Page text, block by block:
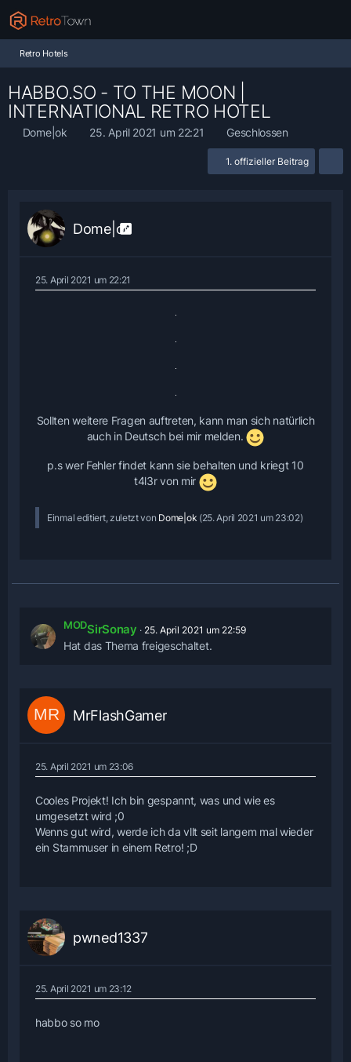
Retro Hotels
HABBO.SO - TO THE MOON |
INTERNATIONAL RETRO HOTEL
Dome|ok 25. April 2021 um 22:21 Geschlossen
1. offizieller Beitrag
Dome|ok
25. April 2021 um 22:21
Sollten weitere Fragen auftreten, kann man sich natürlich
auch in Deutsch bei mir melden.
p.s wer Fehler findet kann sie behalten und kriegt 10
t4l3r von mir
Einmal editiert, zuletzt von Dome|ok (25. April 2021 um 23:02)
MODSirSonay 25. April 2021 um 22:59
Hat das Thema freigeschaltet.
MrFlashGamer
25. April 2021 um 23:06
Cooles Projekt! Ich bin gespannt, was und wie es
umgesetzt wird ;0
Wenns gut wird, werde ich da vllt seit langem mal wieder
ein Stammuser in einem Retro! ;D
pwned1337
25. April 2021 um 23:12
habbo so mo